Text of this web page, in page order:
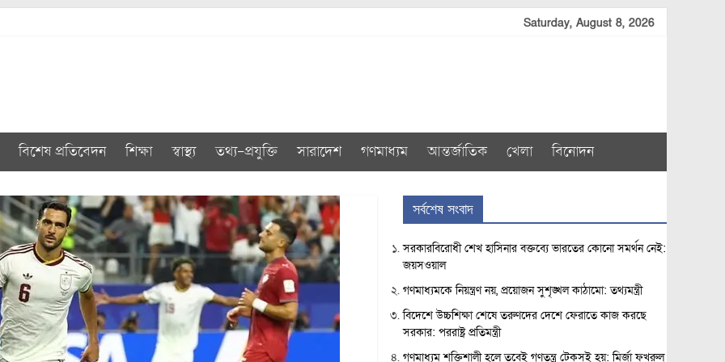
Saturday, August 8, 2026
বিশেষ প্রতিবেদন শিক্ষা স্বাস্থ্য তথ্য-প্রযুক্তি সারাদেশ গণমাধ্যম আন্তর্জাতিক খেলা বিনোদন
সর্বশেষ সংবাদ
সরকারবিরোধী শেখ হাসিনার বক্তব্যে ভারতের কোনো সমর্থন নেই:
জয়সওয়াল
গণমাধ্যমকে নিয়ন্ত্রণ নয়, প্রয়োজন সুশৃঙ্খল কাঠামো: তথ্যমন্ত্রী
বিদেশে উচ্চশিক্ষা শেষে তরুণদের দেশে ফেরাতে কাজ করছে
সরকার: পররাষ্ট্র প্রতিমন্ত্রী
গণমাধ্যম শক্তিশালী হলে তবেই গণতন্ত্র টেকসই হয়: মির্জা ফখরুল